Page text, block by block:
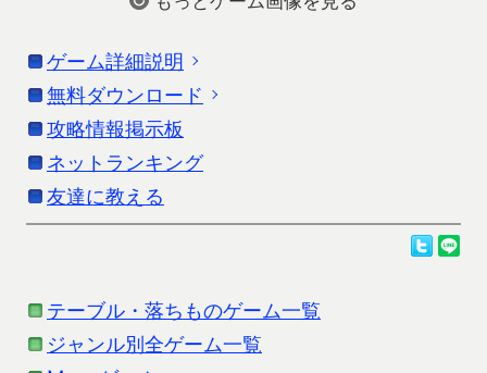
ゲーム詳細説明
「モバイル十七麻雀」の詳細説明です。更新情報
はストアの情報を参考にしてください。
最初に34枚の牌が配られるので、そこから13枚を選
び、残りの牌から17枚を切り捨てる特別ルールの麻
です。
無料ダウンロード
お使いの端末に応じたダウンロードを行ってくだ
さい。
Androidをお使いの方
ダウンロードは、Google Playよりお願いします。
攻略情報掲示板
ネットランキング
友達に教える
テーブル・落ちものゲーム一覧
ジャンル別全ゲーム一覧